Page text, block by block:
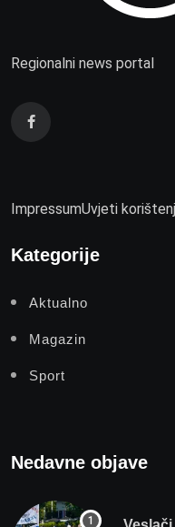
Regionalni news portal
ImpressumUvjeti
Kategorije
Aktualno
Magazin
Sport
Nedavne objave